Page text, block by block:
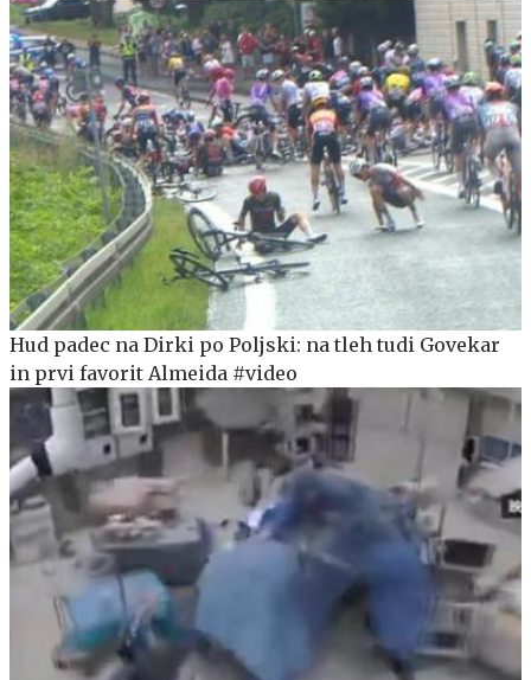
Hud padec na Dirki po Poljski: na tleh tudi Govekar
in prvi favorit Almeida #video